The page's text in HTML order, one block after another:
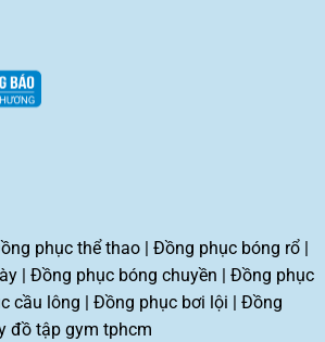
phục thể thao| Đồng phục bóng rổ|
| Đồng phục bóng chuyền | Đồng phục
cầu lông | Đồng phục bơi lội | Đồng
đồ tập gym tphcm